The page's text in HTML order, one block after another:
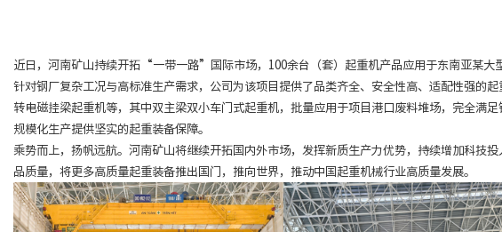
近日，河南矿山持续开拓“一带一路”国际市场，100余台（套）起重机产品应用于东南亚某大
针对钢厂复杂工况与高标准生产需求，公司为该项目提供了品类齐全、安全性高、适配性强的
转电磁挂梁起重机等，其中双主梁双小车门式起重机，批量应用于项目港口废料堆场，完全满
规模化生产提供坚实的起重装备保障。
乘势而上，扬帆远航。河南矿山将继续开拓国内外市场，发挥新质生产力优势，持续增加科技
品质量，将更多高质量起重装备推出国门，推向世界，推动中国起重机械行业高质量发展。